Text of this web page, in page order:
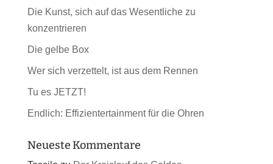
Die Kunst, sich auf das Wesentliche zu
konzentrieren
Die gelbe Box
Wer sich verzettelt, ist aus dem Rennen
Tu es JETZT!
Endlich: Effizientertainment für die Ohren
Neueste Kommentare